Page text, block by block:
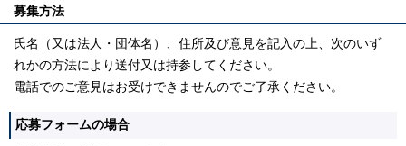
募集方法
氏名（又は法人・団体名）、住所及び意見を記入の上、次のいず
れかの方法により送付又は持参してください。
電話でのご意見はお受けできませんのでご了承ください。
応募フォームの場合